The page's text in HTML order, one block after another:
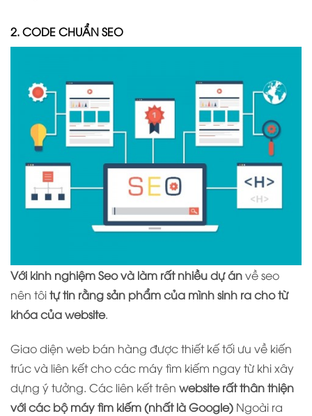
2. CODE CHUẨN SEO
Với kinh nghiệm Seo và làm rất nhiều dự ánvề seo
nên tôitự tin rằng sản phẩm của mình sinh ra cho từ
khóa của website.
Giao diện web bán hàng được thiết kế tối ưu về kiến
trúc và liên kết cho các máy tìm kiếm ngay từ khi xây
dựng ý tưởng. Các liên kết trên website rất thân thiện
với các bộ máy tìm kiếm (nhất là Google) Ngoài ra